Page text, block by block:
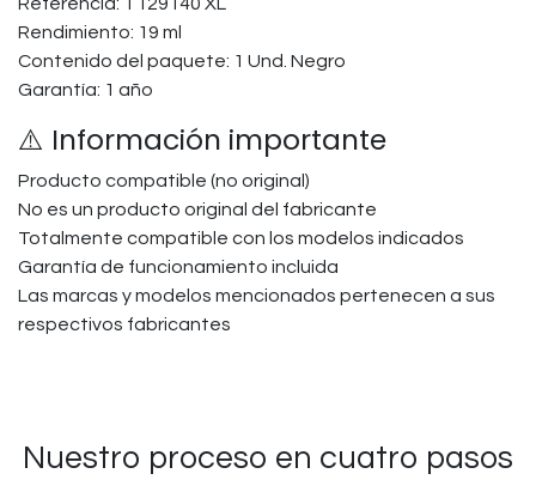
Rendimiento: 19 ml
Contenido del paquete: 1 Und. Negro
Garantía: 1 año
⚠️ Información importante
Producto compatible (no original)
No es un producto original del fabricante
Totalmente compatible con los modelos indicados
Garantía de funcionamiento incluida
Las marcas y modelos mencionados pertenecen a sus
respectivos fabricantes
Nuestro proceso en cuatro pasos